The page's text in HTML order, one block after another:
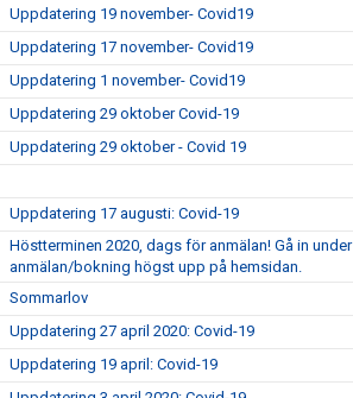
Uppdatering 19 november- Covid19
Uppdatering 17 november- Covid19
Uppdatering 1 november- Covid19
Uppdatering 29 oktober Covid-19
Uppdatering 29 oktober - Covid 19
Uppdatering 17 augusti: Covid-19
Höstterminen 2020, dags för anmälan! Gå in
anmälan/bokning högst upp på hemsidan.
Sommarlov
Uppdatering 27 april 2020: Covid-19
Uppdatering 19 april: Covid-19